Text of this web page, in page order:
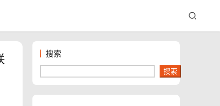
搜索
搜索